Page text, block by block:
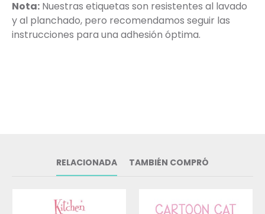
Nota: Nuestras etiquetas son resistentes al lavado
y al planchado, pero recomendamos seguir las
instrucciones para una adhesión óptima.
RELACIONADA TAMBIÉN COMPRÓ